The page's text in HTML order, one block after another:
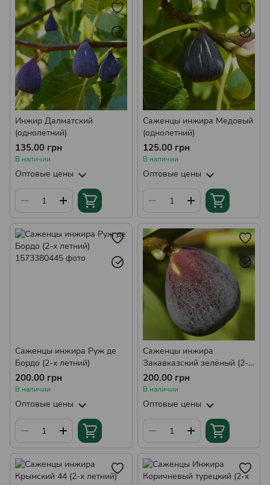
Инжир Далматский
(однолетний)
135.00 грн
В наличии
Оптовые цены
Саженцы инжира Медовый
(однолетний)
125.00 грн
В наличии
Оптовые цены
Саженцы инжира Руж де
Бордо (2-х летний)
200.00 грн
В наличии
Оптовые цены
Саженцы инжира
Закавказский зелёный (2-х
летний)
200.00 грн
В наличии
Оптовые цены